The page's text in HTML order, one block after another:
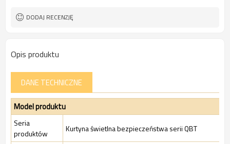
DODAJ RECENZJĘ
Opis produktu
DANE TECHNICZNE
Model produktu
Seria
produktów
Kurtyna świetlna bezpieczeństwa serii QBT